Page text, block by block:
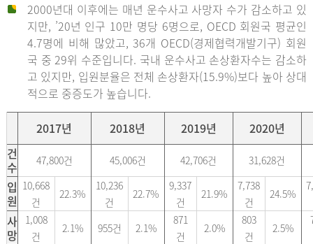
2000년대 이후에는 매년 운수사고 사망자 수가 감소하고 있
지만, ’20년 인구 10만 명당 6명으로, OECD 회원국 평균인
4.7명에 비해 많았고, 36개 OECD(경제협력개발기구) 회원
국 중 29위 수준입니다. 국내 운수사고 손상환자수는 감소하
고 있지만, 입원분율은 전체 손상환자(15.9%)보다 높아 상대
적으로 중증도가 높습니다.
2017년 2018년 2019년
2020년
건
수
47,800건 45,006건 42,706건 31,628건
입
원
10,668
건
22.3%
10,236
건
22.7%
9,337
건
21.9%
7,738
건
24.5%
사
망
1,008
건
2.1% 955건 2.1%
871
건
2.0%
803
건
2.5%